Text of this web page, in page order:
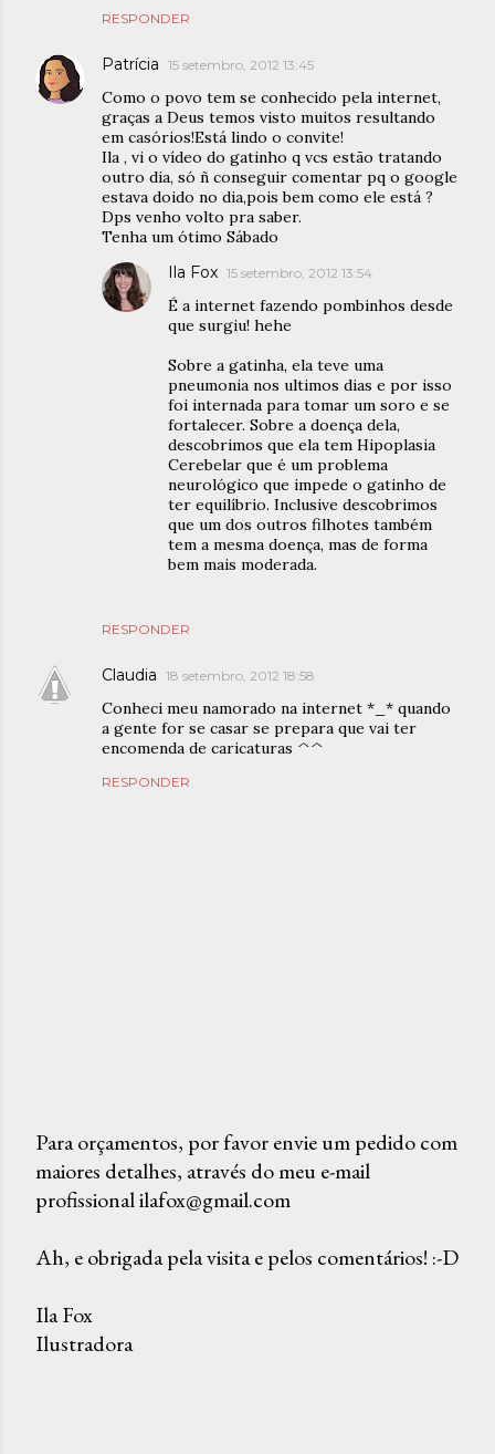
RESPONDER
Patrícia 15 setembro, 2012 13:45
Como o povo tem se conhecido pela internet,
graças a Deus temos visto muitos resultando
em casórios!Está lindo o convite!
Ila , vi o vídeo do gatinho q vcs estão tratando
outro dia, só ñ conseguir comentar pq o google
estava doido no dia,pois bem como ele está ?
Dps venho volto pra saber.
Tenha um ótimo Sábado
RESPONDER
Ila Fox 15 setembro, 2012 13:54
É a internet fazendo pombinhos desde
que surgiu! hehe
Sobre a gatinha, ela teve uma
pneumonia nos ultimos dias e por isso
foi internada para tomar um soro e se
fortalecer. Sobre a doença dela,
descobrimos que ela tem Hipoplasia
Cerebelar que é um problema
neurológico que impede o gatinho de
ter equilíbrio. Inclusive descobrimos
que um dos outros filhotes também
tem a mesma doença, mas de forma
bem mais moderada.
Claudia 18 setembro, 2012 18:58
Conheci meu namorado na internet *_* quando
a gente for se casar se prepara que vai ter
encomenda de caricaturas ^^
RESPONDER
P
o
t
r
u
Para orçamentos, por favor envie um pedido com
maiores detalhes, através do meu e-mail
profissional ilafox@gmail.com
Ah, e obrigada pela visita e pelos comentários! :-D
Ila Fox
Ilustradora